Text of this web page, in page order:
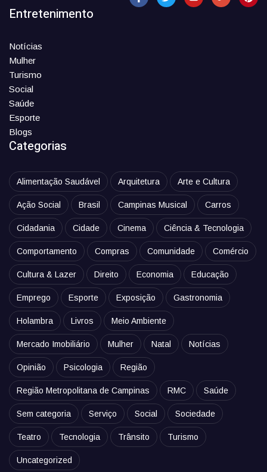
Entretenimento
Notícias
Mulher
Turismo
Social
Saúde
Esporte
Blogs
Categorias
Alimentação Saudável Arquitetura Arte e Cultura
Ação Social Brasil Campinas Musical Carros
Cidadania Cidade Cinema Ciência & Tecnologia
Comportamento Compras Comunidade Comércio
Cultura & Lazer Direito Economia Educação
Emprego Esporte Exposição Gastronomia
Holambra Livros Meio Ambiente
Mercado Imobiliário Mulher Natal Notícias
Opinião Psicologia Região
Região Metropolitana de Campinas RMC Saúde
Sem categoria Serviço Social Sociedade
Teatro Tecnologia Trânsito Turismo
Uncategorized